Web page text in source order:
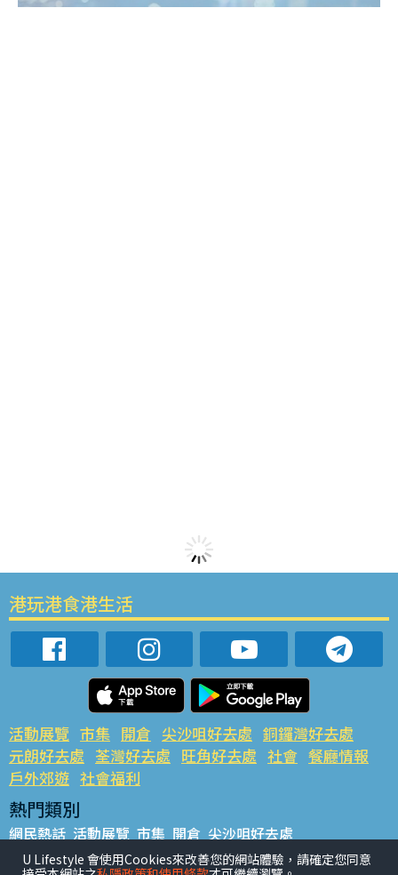
港玩港食港生活
活動展覽 市集 開倉 尖沙咀好去處 銅鑼灣好去處
元朗好去處 荃灣好去處 旺角好去處 社會 餐廳情報
戶外郊遊 社會福利
熱門類別
網民熱話 活動展覽 市集 開倉 尖沙咀好去處
銅鑼灣好去處 元朗好去處 荃灣好去處 旺角好去處 社會
U Lifestyle 會使用Cookies來改善您的網站體驗，請確定您同意